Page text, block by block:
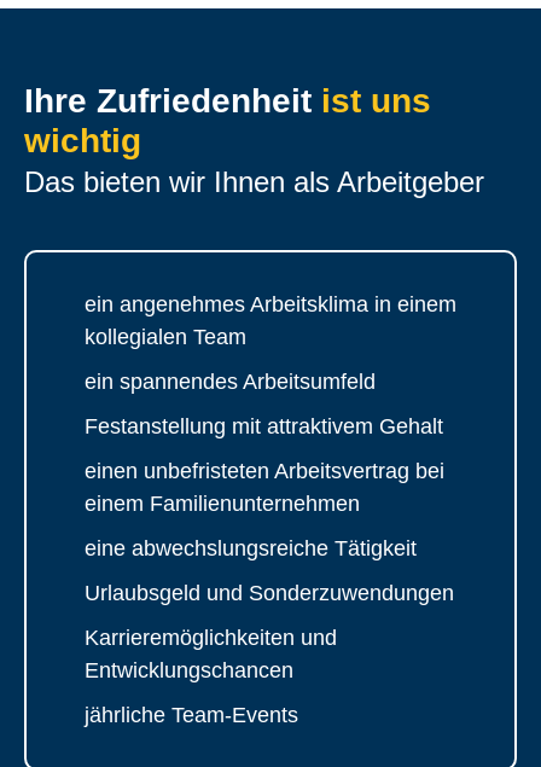
Ihre Zufriedenheit ist uns
wichtig
Das bieten wir Ihnen als Arbeitgeber
ein angenehmes Arbeitsklima in einem
kollegialen Team
ein spannendes Arbeitsumfeld
Festanstellung mit attraktivem Gehalt
einen unbefristeten Arbeitsvertrag bei
einem Familienunternehmen
eine abwechslungsreiche Tätigkeit
Urlaubsgeld und Sonderzuwendungen
Karrieremöglichkeiten und
Entwicklungschancen
jährliche Team-Events